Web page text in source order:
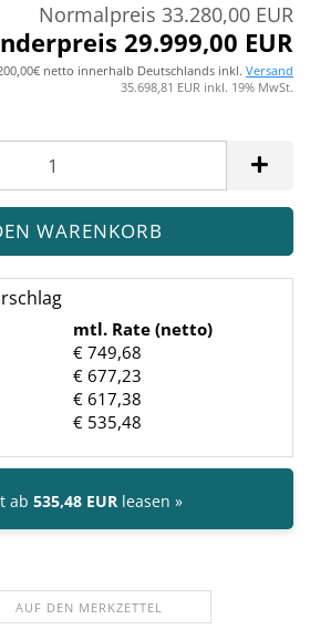
Normalpreis 33.280,00 EUR
29.999,00 EUR
netto innerhalb Deutschlands inkl. Versand
35.698,81 EUR inkl. 19% MwSt.
mtl. Rate (netto)
€ 749,68
€ 677,23
€ 617,38
€ 535,48
ab 535,48 EUR leasen »
AUF DEN MERKZETTEL